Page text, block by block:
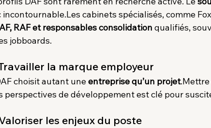
incontournable.Les cabinets spécialisés, comme
RAF et responsables consolidation qualifiés,
jobboards.
la marque employeur
choisit autant une entreprise qu’un projet.Mettre
perspectives de développement est clé pour
les enjeux du poste